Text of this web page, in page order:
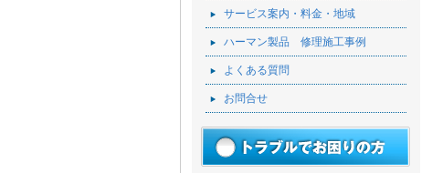
サービス案内・料金・地域
ハーマン製品 修理施工事例
よくある質問
お問合せ